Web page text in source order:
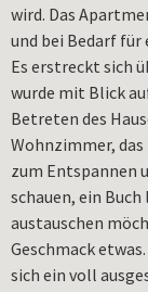
wird. Das
und bei Bedarf für
Es erstreckt sich
wurde mit Blick
Betreten des
Wohnzimmer,
zum Entspannen
schauen, ein
austauschen
Geschmack
sich ein voll